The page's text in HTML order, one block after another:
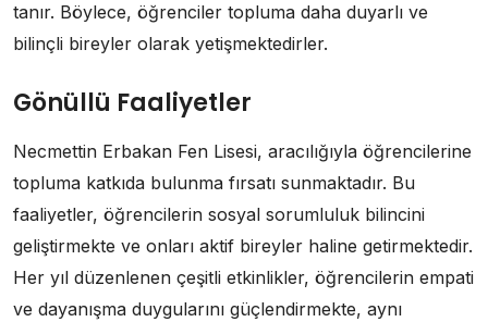
tanır. Böylece, öğrenciler topluma daha duyarlı ve
bilinçli bireyler olarak yetişmektedirler.
Gönüllü Faaliyetler
Necmettin Erbakan Fen Lisesi, aracılığıyla öğrencilerine
topluma katkıda bulunma fırsatı sunmaktadır. Bu
faaliyetler, öğrencilerin sosyal sorumluluk bilincini
geliştirmekte ve onları aktif bireyler haline getirmektedir.
Her yıl düzenlenen çeşitli etkinlikler, öğrencilerin empati
ve dayanışma duygularını güçlendirmekte, aynı